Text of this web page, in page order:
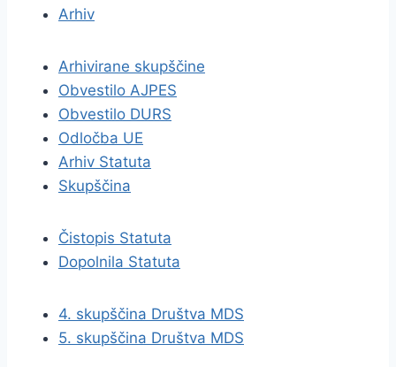
Arhiv
Arhivirane skupščine
Obvestilo AJPES
Obvestilo DURS
Odločba UE
Arhiv Statuta
Skupščina
Čistopis Statuta
Dopolnila Statuta
4. skupščina Društva MDS
5. skupščina Društva MDS